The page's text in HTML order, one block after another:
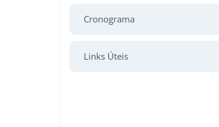
Cronograma
Links Úteis